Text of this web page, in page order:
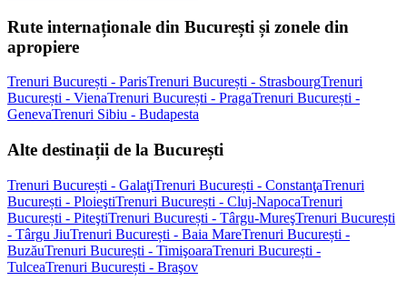
Rute internaționale din București și zonele din
apropiere
Trenuri București - ParisTrenuri București - StrasbourgTrenuri
București - VienaTrenuri București - PragaTrenuri București -
GenevaTrenuri Sibiu - Budapesta
Alte destinații de la București
Trenuri București - GalaţiTrenuri București - ConstanţaTrenuri
București - PloieştiTrenuri București - Cluj-NapocaTrenuri
București - PiteştiTrenuri București - Târgu-MureşTrenuri București
- Târgu JiuTrenuri București - Baia MareTrenuri București -
BuzăuTrenuri București - TimişoaraTrenuri București -
TulceaTrenuri București - Braşov